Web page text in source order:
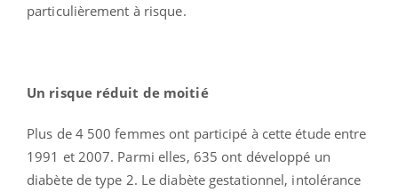
particulièrement à risque.
Un risque réduit de moitié
Plus de 4 500 femmes ont participé à cette étude entre
1991 et 2007. Parmi elles, 635 ont développé un
diabète de type 2. Le diabète gestationnel, intolérance